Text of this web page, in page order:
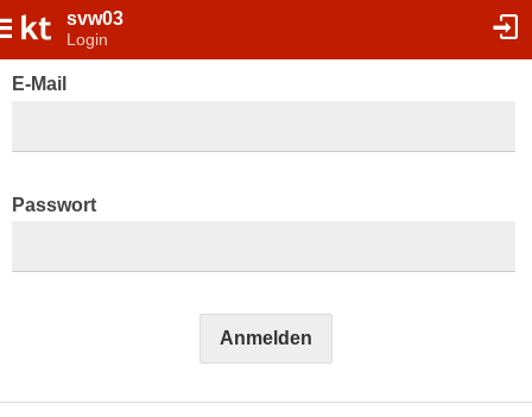
svw03
Login
E-Mail
Passwort
Anmelden